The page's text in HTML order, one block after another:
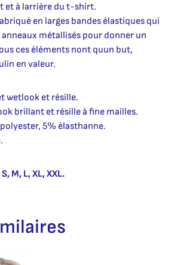
et à larrière du t-shirt.
en larges bandes élastiques qui
métallisés pour donner un
ces éléments nont quun but,
en valeur.
wetlook et résille.
brillant et résille à fine mailles.
5% élasthanne.
M, L, XL, XXL.